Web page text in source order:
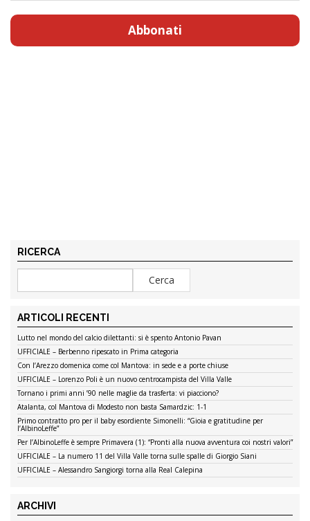
Abbonati
RICERCA
ARTICOLI RECENTI
Lutto nel mondo del calcio dilettanti: si è spento Antonio Pavan
UFFICIALE – Berbenno ripescato in Prima categoria
Con l’Arezzo domenica come col Mantova: in sede e a porte chiuse
UFFICIALE – Lorenzo Poli è un nuovo centrocampista del Villa Valle
Tornano i primi anni ’90 nelle maglie da trasferta: vi piacciono?
Atalanta, col Mantova di Modesto non basta Samardzic: 1-1
Primo contratto pro per il baby esordiente Simonelli: “Gioia e gratitudine per
l’AlbinoLeffe”
Per l’AlbinoLeffe è sempre Primavera (1): “Pronti alla nuova avventura coi nostri valori”
UFFICIALE – La numero 11 del Villa Valle torna sulle spalle di Giorgio Siani
UFFICIALE – Alessandro Sangiorgi torna alla Real Calepina
ARCHIVI